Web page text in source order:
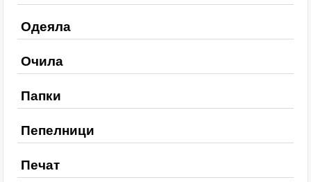
Одеяла
Очила
Папки
Пепелници
Печат